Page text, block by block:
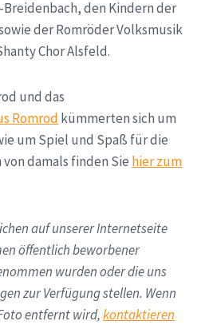
den Kindern der
der Romröder Volksmusik
Chor Alsfeld.
und das
Romrod kümmerten sich um
um Spiel und Spaß für die
von damals finden Sie hier zum
auf unserer Internetseite
öffentlich beworbener
wurden oder die uns
zur Verfügung stellen. Wenn
entfernt wird,kontaktieren